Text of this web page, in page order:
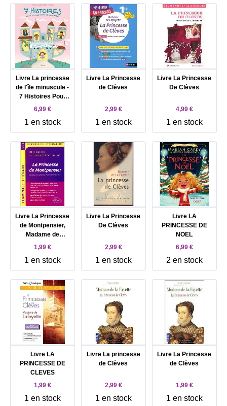
Livre La princesse
de l'île minuscule -
7 Histoires Pour
Tous Les Soirs De
6,99 €
1 en stock
Livre La Princesse
de Clèves
2,99 €
1 en stock
Livre La Princesse
De Clèves
4,99 €
1 en stock
Livre La Princesse
de Montpensier,
Madame de
Lafayette/Bertrand
2018 Épreuve de
littérature
1,99 €
1 en stock
Livre La Princesse
De Clèves
2,99 €
1 en stock
Livre LA
PRINCESSE DE
NOEL
6,99 €
2 en stock
Livre LA
PRINCESSE DE
CLEVES
1,99 €
1 en stock
Livre La princesse
de Clèves
2,99 €
1 en stock
Livre La Princesse
de Clèves
1,99 €
1 en stock